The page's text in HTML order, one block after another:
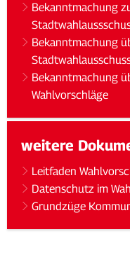
Bekanntmachung
Bekanntmachung
Bekanntmachung
Wahlvorschläge
weitere
Leitfaden
Datenschutz im
Grundzüge